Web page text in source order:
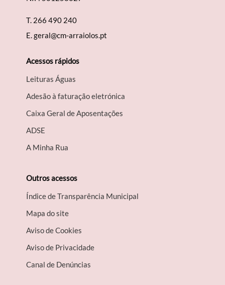
T. 266 490 240
E.geral@cm-arraiolos.pt
Acessos rápidos
Leituras Águas
Adesão à faturação eletrónica
Caixa Geral de Aposentações
A​DSE
A Minha Rua
Outros acessos
Índice de Transparência Municipal
Mapa do site
Aviso de Cookies
Aviso de Privacidade
Canal de Denúncias